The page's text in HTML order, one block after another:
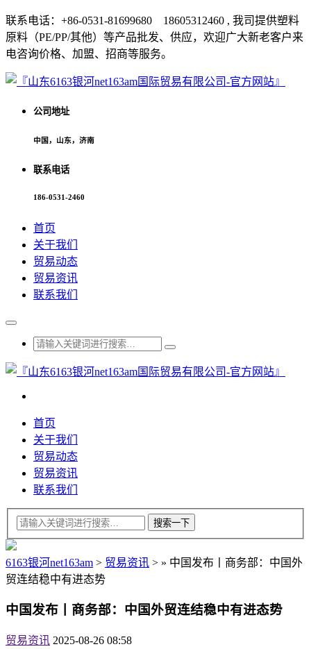
联系电话：+86-0531-81699680 18605312460 , 我司提供塑料
原料（PE/PP/其他）等产品批发、供应，欢迎广大新老客户来
电咨询价格、加盟、招商等服务。
公司地址
中国，山东，济南
联系电话
186-0531-2460
首页
关于我们
贸易动态
贸易资讯
联系我们
首页
关于我们
贸易动态
贸易资讯
联系我们
6163银河net163am > 贸易资讯 > » 中国发布丨商务部：中国外
贸连结稳中有进态势
中国发布丨商务部：中国外贸连结稳中有进态势
贸易资讯 2025-08-26 08:58